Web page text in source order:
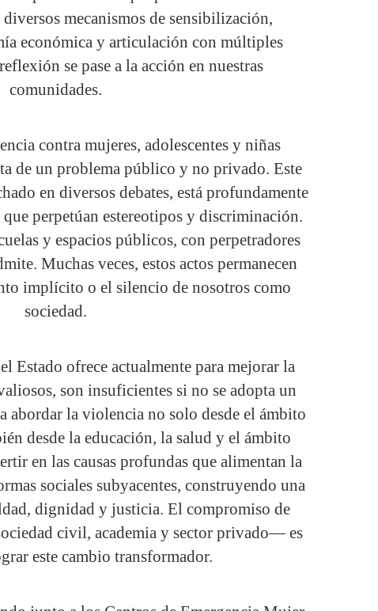
mecanismos de sensibilización,
económica y articulación con múltiples
se pase a la acción en nuestras
comunidades.
contra mujeres, adolescentes y niñas
de un problema público y no privado. Este
en diversos debates, está profundamente
perpetúan estereotipos y discriminación.
y espacios públicos, con perpetradores
Muchas veces, estos actos permanecen
implícito o el silencio de nosotros como
sociedad.
Estado ofrece actualmente para mejorar la
son insuficientes si no se adopta un
abordar la violencia no solo desde el ámbito
desde la educación, la salud y el ámbito
en las causas profundas que alimentan la
sociales subyacentes, construyendo una
dignidad y justicia. El compromiso de
civil, academia y sector privado— es
este cambio transformador.